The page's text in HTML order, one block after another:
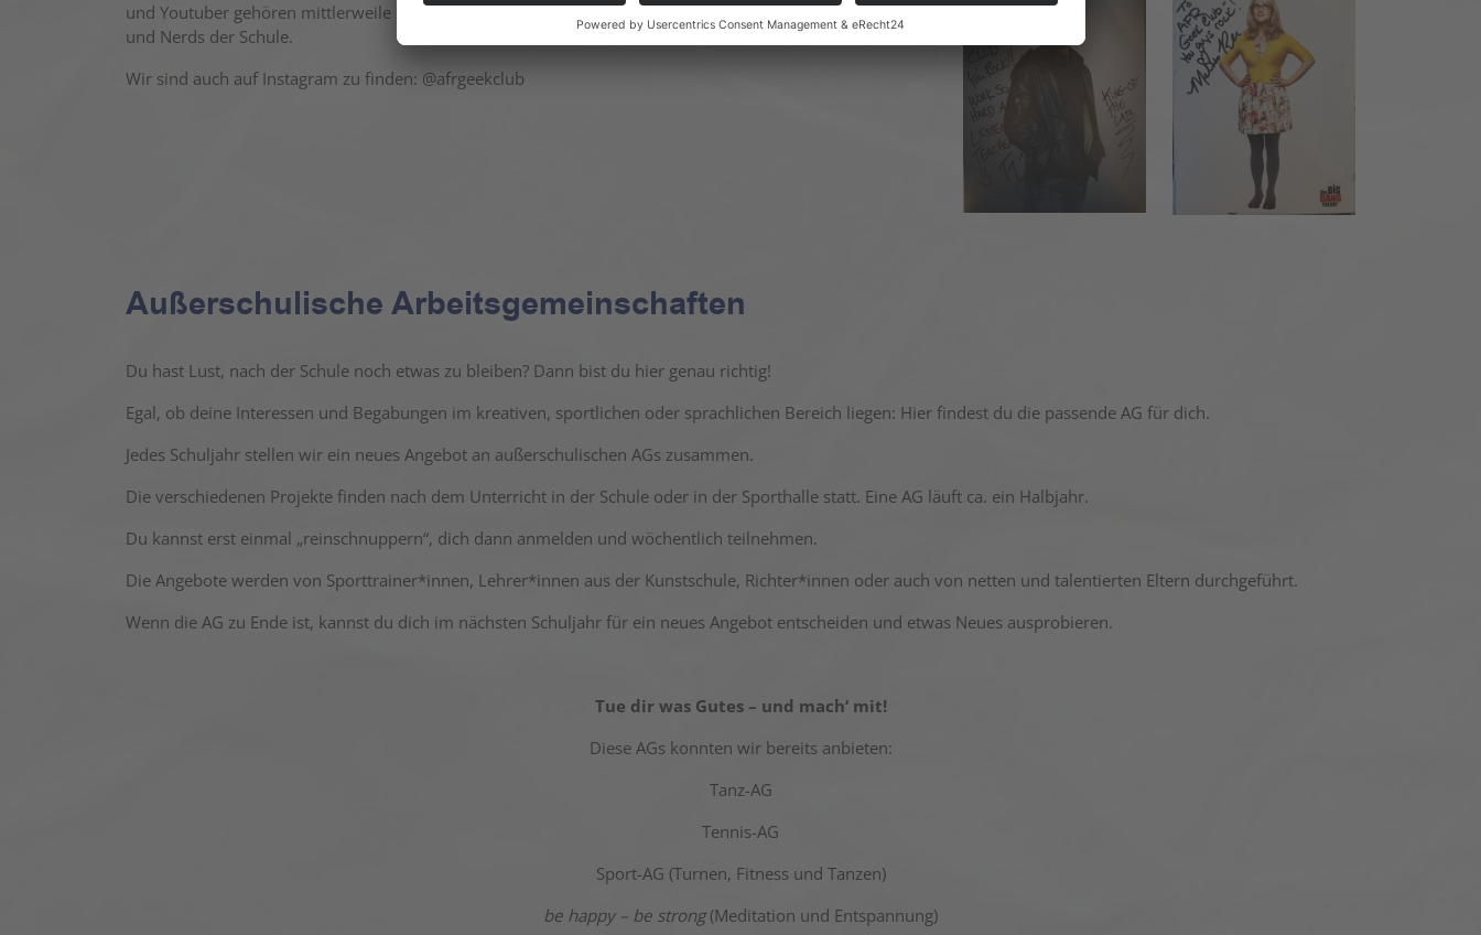
und Youtuber gehören mittlerweile zum Club. Umgangssprachlich ausgedrückt ist der Club für alle Geeks
und Nerds der Schule.
Wir sind auch auf Instagram zu finden: @afrgeekclub
Außerschulische Arbeitsgemeinschaften
Du hast Lust, nach der Schule noch etwas zu bleiben? Dann bist du hier genau richtig!
Egal, ob deine Interessen und Begabungen im kreativen, sportlichen oder sprachlichen Bereich liegen: Hier findest du die passende AG für dich.
Jedes Schuljahr stellen wir ein neues Angebot an außerschulischen AGs zusammen.
Die verschiedenen Projekte finden nach dem Unterricht in der Schule oder in der Sporthalle statt. Eine AG läuft ca. ein Halbjahr.
Du kannst erst einmal „reinschnuppern“, dich dann anmelden und wöchentlich teilnehmen.
Die Angebote werden von Sporttrainer*innen, Lehrer*innen aus der Kunstschule, Richter*innen oder auch von netten und talentierten Eltern durchgeführt.
Wenn die AG zu Ende ist, kannst du dich im nächsten Schuljahr für ein neues Angebot entscheiden und etwas Neues ausprobieren.
Tue dir was Gutes – und mach‘ mit!
Diese AGs konnten wir bereits anbieten:
Tanz-AG
Tennis-AG
Sport-AG (Turnen, Fitness und Tanzen)
be happy – be strong(Meditation und Entspannung)